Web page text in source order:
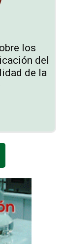
los
del
de la